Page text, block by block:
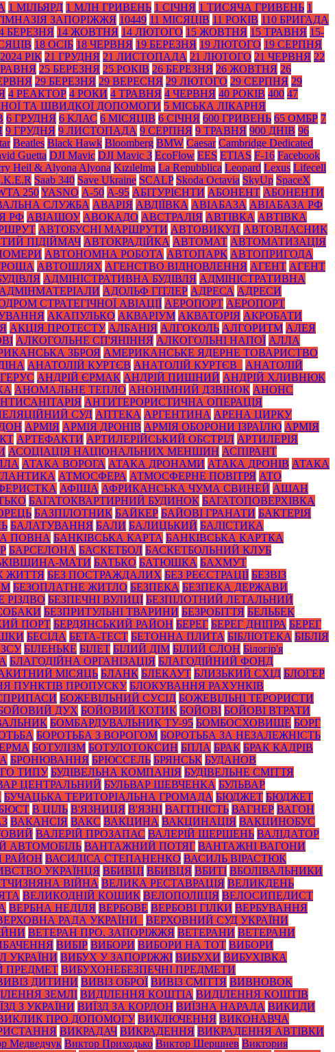
1 МІЛЬЯРД 1 МЛН ГРИВЕНЬ 1 СІЧНЯ 1 ТИСЯЧА ГРИВЕНЬ 1
ЗАПОРІЖЖЯ 10449 11 МІСЯЦІВ 11 РОКІВ 110 БРИГАДА
БЕРЕЗНЯ 14 ЖОВТНЯ 14 ЛЮТОГО 15 ЖОВТНЯ 15 ТРАВНЯ 15-
18 ОСІБ 18 ЧЕРВНЯ 19 БЕРЕЗНЯ 19 ЛЮТОГО 19 СЕРПНЯ
2024 РІК 21 ГРУДНЯ 21 ЛИСТОПАДА 21 ЛЮТОГО 21 ЧЕРВНЯ 22
25 БЕРЕЗНЯ 25 РОКІВ 26 БЕРЕЗНЯ 26 ЖОВТНЯ 26
29 БЕРЕЗНЯ 29 ВЕРЕСНЯ 29 ЛЮТОГО 29 СЕРПНЯ 29
4 РЕАКТОР 4 РОКИ 4 ТРАВНЯ 4 ЧЕРВНЯ 40 РОКІВ 400 47
ТА ШВИДКОЇ ДОПОМОГИ 5 МІСЬКА ЛІКАРНЯ
6 ГРУДНЯ 6 КЛАС 6 МІСЯЦІВ 6 СІЧНЯ 600 ГРИВЕНЬ 65 ОМБР 7
9 ГРУДНЯ 9 ЛИСТОПАДА 9 СЕРПНЯ 9 ТРАВНЯ 900 ДНІВ 96
Beatles Black Нawk Bloomberg BMW Caesar Cambridge Dedicated
Guetta DJI Mavic DJI Mavic 3 EcoFlow EES ETIAS F-16 Facebook
Heil & Alyona Alyona Kızılelma La Repubblica Leopard Lexus Lifecell
Saab 340 Save Ukraine SCALP Skoda Octavia SkyUp SpaceX
250YASNO А-50 А-95 АБІТУРІЄНТИ АБОНЕНТ АБОНЕНТИ
СЛУЖБА АВАРІЯ АВДІЇВКА АВІАБАЗА АВІАБАЗА РФ
РФ АВІАШОУ АВОКАДО АВСТРАЛІЯ АВТІВКА АВТІВКА
АВТОБУСНІ МАРШРУТИ АВТОВИКУП АВТОВЛАСНИК
ПІДІЙМАЧ АВТОКРАДІЙКА АВТОМАТ АВТОМАТИЗАЦІЯ
АВТОНОМНА РОБОТА АВТОПАРК АВТОПРИГОДА
АВТОШЛЯХ АГЕНСТВО ВІДНОВЛЕННЯ АГЕНТ АГЕНТ
АДМІНІСТРАТИВНА БУДІВЛЯ АДМІНІСТРАТИВНА
АДМІНМАТЕРІАЛИ АДОЛЬФ ГІТЛЕР АДРЕСА АДРЕСИ
СТРАТЕГІЧНОЇ АВІАЦІЇ АЕРОПОРТ АЕРОПОРТ
АКАПУЛЬКО АКВАРІУМ АКВАТОРІЯ АКРОБАТИ
АКЦІЯ ПРОТЕСТУ АЛБАНІЯ АЛГОКОЛЬ АЛГОРИТМ АЛЕЯ
АЛКОГОЛЬНЕ СП'ЯНІННЯ АЛКОГОЛЬНІ НАПОЇ АЛЛА
ЗБРОЯ АМЕРИКАНСЬКЕ ЯДЕРНЕ ТОВАРИСТВО
АНАТОЛІЙ КУРТЄВ АНАТОЛІЙ КУРТЄВ_
АНАТОЛІЙ
АНДРІЙ ЄРМАК АНДРІЙ ПИШНИЙ АНДРІЙ ХЛИВНЮК
АНОМАЛЬНЕ ТЕПЛО АНОНІМНИЙ ДЗВІНОК АНОНС
АНТИТЕРОРИСТИЧНА ОПЕРАЦІЯ
СУД АПТЕКА АРГЕНТИНА АРЕНА ЦИРКУ
АРМІЯ АРМІЯ ДРОНІВ АРМІЯ ОБОРОНИ ІЗРАЇЛЮ АРМІЯ
АРТЕФАКТИ АРТИЛЕРІЙСЬКИЙ ОБСТРІЛ АРТИЛЕРІЯ
АСОЦІАЦІЯ НАЦІОНАЛЬНИХ МЕНШИН АСПІРАНТ
АТАКА ВОРОГА АТАКА ДРОНАМИ АТАКА ДРОНІВ АТАКА
АТМОСФЕРА АТМОСФЕРНЕ ПОВІТРЯ АТО
АФІША АФРИКАНСЬКА ЧУМА СВИНЕЙ АШАН
БАГАТОКВАРТИРНИЙ БУДИНОК БАГАТОПОВЕРХІВКА
БАЗПІЛОТНИК БАЙКЕР БАЙОВІ ГРАНАТИ БАКТЕРІЯ
БАЛАТУВАННЯ БАЛИ БАЛИЦЬКИЙ БАЛІСТИКА
ПОВНА БАНКІВСЬКА КАРТА БАНКІВСЬКА КАРТКА
БАРСЕЛОНА БАСКЕТБОЛ БАСКЕТБОЛЬНИЙ КЛУБ
МАТИ БАТЬКО БАТЮШКА БАХМУТ
ЖИТТЯ БЕЗ ПОСТРАЖДАЛИХ БЕЗ РЕЄСТРАЦІЇ БЕЗВІЗ
БЕЗОПЛАТНЕ ЖИТЛО БЕЗПЕКА БЕЗПЕКА ДЕРЖАВИ
РІЗДВО БЕЗПЕЧНІ ВУЛИЦІ БЕЗПІЛОТНИЙ ЛЕТАЛЬНИЙ
БЕЗПРИТУЛЬНІ ТВАРИНИ БЕЗРОБІТТЯ БЕЛЬБЕК
ПОРТ БЕРДЯНСЬКИЙ РАЙОН БЕРЕГ БЕРЕГ ДНІПРА БЕРЕГ
БЕСІДА БЕТА-ТЕСТ БЕТОННА ПЛИТА БІБЛІОТЕКА БІБЛІЯ
ЗСУ БІЛЕНЬКЕ БІЛЕТ БІЛИЙ ДІМ БІЛИЙ СЛОН Білогір'я
БЛАГОДІЙНА ОРГАНІЗАЦІЯ БЛАГОДІЙНИЙ ФОНД
МІСЯЦЬ БЛАНК БЛЕКАУТ БЛИЗЬКИЙ СХІД БЛОГЕР
ПУНКТІВ ПРОПУСКУ БЛОКУВАННЯ РАХУНКІВ
БОЖЕВІЛЬНИЙ СУСІД БОЖЕВІЛЬНІ ТЕРОРИСТИ
ДУХ БОЙОВИЙ КОТИК БОЙОВІ БОЙОВІ ВТРАТИ
БОМБАРДУВАЛЬНИК ТУ-95 БОМБОСХОВИЩЕ БОРГ
БОРОТЬБА З ВОРОГОМ БОРОТЬБА ЗА НЕЗАЛЕЖНІСТЬ
БОТУЛІЗМ БОТУЛОТОКСИН БПЛА БРАК БРАК КАДРІВ
БРОНЮВАННЯ БРЮССЕЛЬ БРЯНСЬК БУДАНОВ
ТИПУ БУДІВЕЛЬНА КОМПАНІЯ БУДІВЕЛЬНЕ СМІТТЯ
ЦЕНТРАЛЬНИЙ БУЛЬВАР ШЕВЧЕНКА БУЛЬВАР
БУЧАЦЬКА ТЕРИТОРІАЛЬНА ГРОМАДА БЮДЖЕТ БЮДЖЕТ
В ЦІЛЬ В'ЯЗНИЦЯ В'ЯЗНІ ВАГІТНІСТЬ ВАГНЕР ВАГОН
ВАКАНСІЯ ВАКС ВАКЦИНА ВАКЦИНАЦІЯ ВАКЦИНОБУС
ВАЛЕРІЙ ПРОЗАПАС ВАЛЕРІЙ ШЕРШЕНЬ ВАЛІДАТОР
АВТОМОБІЛЬ ВАНТАЖНИЙ ПОТЯГ ВАНТАЖНІ ВАГОНИ
РАЙОН ВАСИЛІСА СТЕПАНЕНКО ВАСИЛЬ ВІРАСТЮК
УКРАЇНЦЯ ВБИВЦІ ВБИВЦЯ ВБИТІ ВБОЛІВАЛЬНИКИ
ВІЙНА ВЕЛИКА РЕСТАВРАЦІЯ ВЕЛИКДЕНЬ
ВЕЛИКОДНІЙ КОШИК ВЕЛОПОЛІЦІЯ ВЕЛОСИПЕДИСТ
ВЕРБНА НЕДІЛЯ ВЕРБОВЕ ВЕРБОВІ ГІЛКИ ВЕРБУВАННЯ
РАДА УКРАЇНИ_
ВЕРХОВНИЙ СУД УКРАЇНИ
ВЕТЕРАН ПРО. ЗАПОРІЖЖЯ ВЕТЕРАНИ ВЕТЕРАНИ
ВИБІР ВИБОРИ ВИБОРИ НА ТОТ ВИБОРИ
УКРАЇНИ ВИБУХ У ЗАПОРІЖЖІ ВИБУХИ ВИБУХІВКА
ПРЕДМЕТ ВИБУХОНЕБЕЗПЕЧНІ ПРЕДМЕТИ
ДИТИНИ ВИВІЗ ОБРОЇ ВИВІЗ СМІТТЯ ВИВНОВОК
ЗЕМЛІ ВИДІЛЕННЯ КОШТІА ВИДІЛЕННЯ КОШТІВ
З УКРАЇНИ ВИЇЗД ЗА КОРДОН ВИЇЗНА НАРАДА ВИКИДИ
ПРО ДОПОМОГУ ВИКЛЮЧЕННЯ ВИКОНАВЧА
ВИКРАДАЧ ВИКРАДЕННЯ ВИКРАДЕННЯ АВТІВКИ
Медведчук Виктор Приходько Виктор Шершнев Виктория